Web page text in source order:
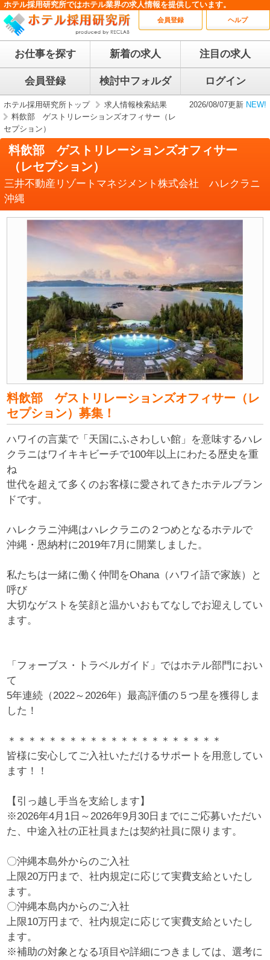
ホテル採用研究所ではホテル業界の求人情報を提供しています。
会員登録 ヘルプ
お仕事を探す 新着の求人 注目の求人
会員登録 検討中フォルダ ログイン
ホテル採用研究所トップ
求人情報検索結果
料飲部 ゲストリレーションズオフィサー（レ
セプション）
2026/08/07更新 NEW!
料飲部 ゲストリレーションズオフィサー
（レセプション）
三井不動産リゾートマネジメント株式会社 ハレクラニ
沖縄
料飲部 ゲストリレーションズオフィサー（レ
セプション）募集！
ハワイの言葉で「天国にふさわしい館」を意味するハレ
クラニはワイキキビーチで100年以上にわたる歴史を重
ね
世代を超えて多くのお客様に愛されてきたホテルブラン
ドです。
ハレクラニ沖縄はハレクラニの２つめとなるホテルで
沖縄・恩納村に2019年7月に開業しました。
私たちは一緒に働く仲間をOhana（ハワイ語で家族）と
呼び
大切なゲストを笑顔と温かいおもてなしでお迎えしてい
ます。
「フォーブス・トラベルガイド」ではホテル部門におい
て
5年連続（2022～2026年）最高評価の５つ星を獲得しま
した！
＊＊＊＊＊＊＊＊＊＊＊＊＊＊＊＊＊＊＊＊＊
皆様に安心してご入社いただけるサポートを用意してい
ます！！
【引っ越し手当を支給します】
※2026年4月1日～2026年9月30日までにご応募いただい
た、中途入社の正社員または契約社員に限ります。
〇沖縄本島外からのご入社
上限20万円まで、社内規定に応じて実費支給といたし
ます。
〇沖縄本島内からのご入社
上限10万円まで、社内規定に応じて実費支給といたし
ます。
※補助の対象となる項目や詳細につきましては、選考に